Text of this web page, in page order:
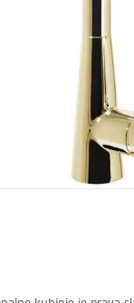
slavine
namještaj